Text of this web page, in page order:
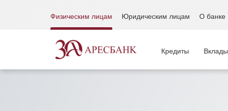
Физическим лицам Юридическим лицам О банке
Кредиты Вклады